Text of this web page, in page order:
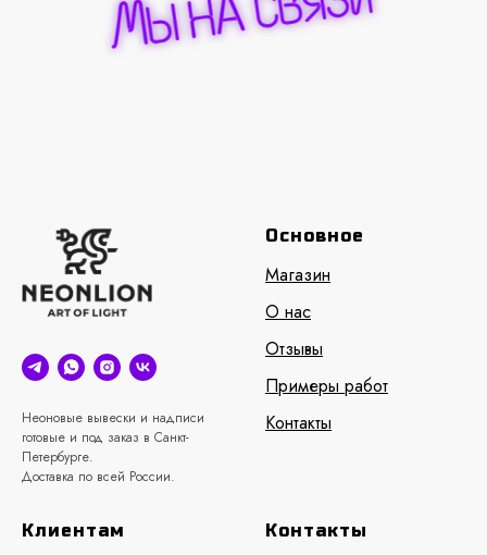
Неоновые вывески и надписи
готовые и под заказ в Санкт-
Петербурге.
Доставка по всей России.
Основное
Магазин
О нас
Отзывы
Примеры работ
Контакты
Клиентам Контакты